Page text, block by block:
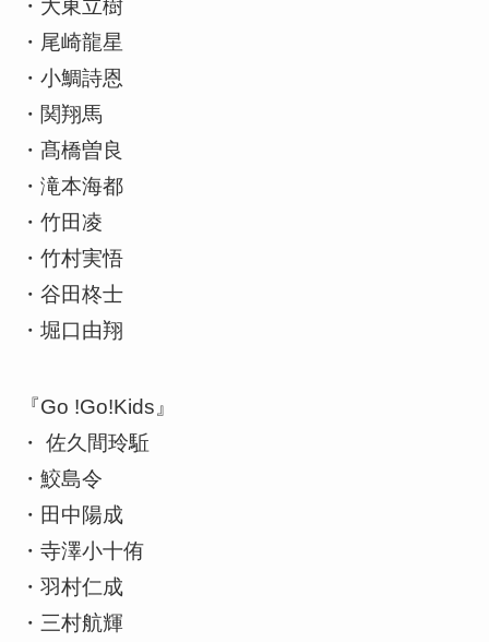
・大東立樹
・尾崎龍星
・小鯛詩恩
・関翔馬
・髙橋曽良
・滝本海都
・竹田凌
・竹村実悟
・谷田柊士
・堀口由翔
『Go !Go!Kids』
・ 佐久間玲駈
・鮫島令
・田中陽成
・寺澤小十侑
・羽村仁成
・三村航輝